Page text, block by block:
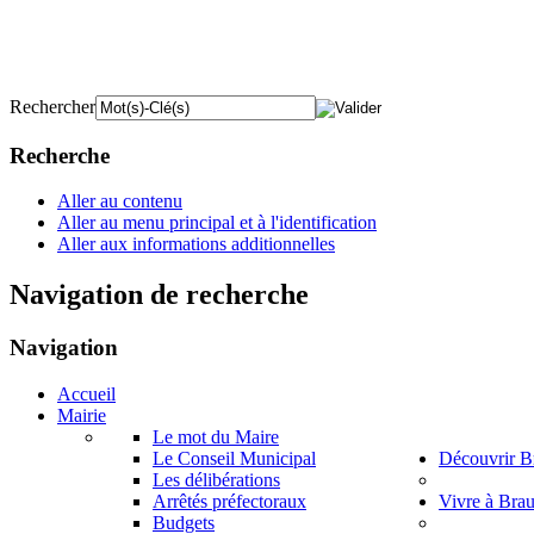
Rechercher
Recherche
Aller au contenu
Aller au menu principal et à l'identification
Aller aux informations additionnelles
Navigation de recherche
Navigation
Accueil
Mairie
Le mot du Maire
Le Conseil Municipal
Les délibérations
Arrêtés préfectoraux
Budgets
Découvrir
Vivre à